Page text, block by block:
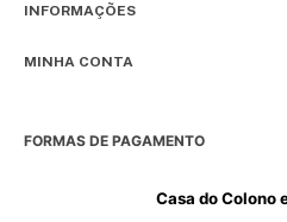
Casa do Colono
INFORMAÇÕES
MINHA CONTA
FORMAS DE PAGAMENTO